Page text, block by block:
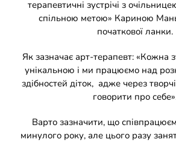
Методична робота
Накази
ЗНО 2022
ДИСТАНЦІЙНЕ НАВЧАННЯ
КОЗАЦЬКА ПЕДАГОГІКА
ФІНАНСОВО-ГОСПОДАРСЬКА РОБОТА
терапевтичні зустрічі з
спільною метою» Кариною
початкової ланки.
Як зазначає арт-терапевт: «Кожна
унікальною і ми працюємо над
здібностей діток, адже через
говорити про
Варто зазначити, що
минулого року, але цього разу